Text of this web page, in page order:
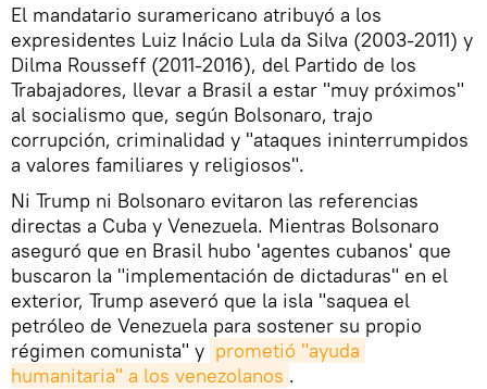
El mandatario suramericano atribuyó a los
expresidentes Luiz Inácio Lula da Silva (2003-2011) y
Dilma Rousseff (2011-2016), del Partido de los
Trabajadores, llevar a Brasil a estar "muy próximos"
al socialismo que, según Bolsonaro, trajo
corrupción, criminalidad y "ataques ininterrumpidos
a valores familiares y religiosos".
Ni Trump ni Bolsonaro evitaron las referencias
directas a Cuba y Venezuela. Mientras Bolsonaro
aseguró que en Brasil hubo 'agentes cubanos' que
buscaron la "implementación de dictaduras" en el
exterior, Trump aseveró que la isla "saquea el
petróleo de Venezuela para sostener su propio
régimen comunista" y prometió "ayuda
humanitaria" a los venezolanos .